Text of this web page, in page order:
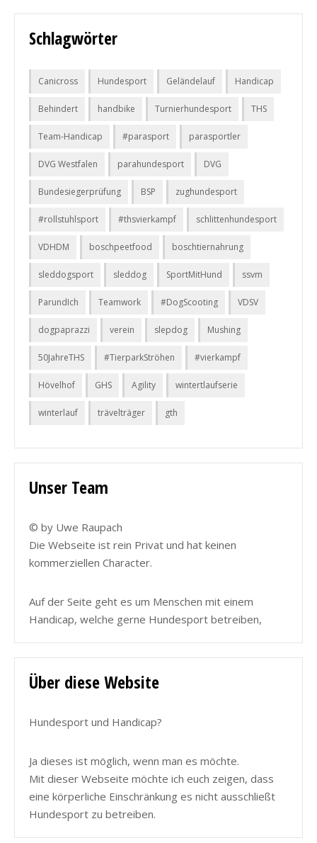
Schlagwörter
Canicross Hundesport Geländelauf Handicap
Behindert handbike Turnierhundesport THS
Team-Handicap #parasport parasportler
DVG Westfalen parahundesport DVG
Bundesiegerprüfung BSP zughundesport
#rollstuhlsport #thsvierkampf schlittenhundesport
VDHDM boschpeetfood boschtiernahrung
sleddogsport sleddog SportMitHund ssvm
ParundIch Teamwork #DogScooting VDSV
dogpaprazzi verein slepdog Mushing
50JahreTHS #TierparkStröhen #vierkampf
Hövelhof GHS Agility wintertlaufserie
winterlauf trävelträger gth
Unser Team
© by Uwe Raupach
Die Webseite ist rein Privat und hat keinen
kommerziellen Character.
Auf der Seite geht es um Menschen mit einem
Handicap, welche gerne Hundesport betreiben,
Über diese Website
Hundesport und Handicap?
Ja dieses ist möglich, wenn man es möchte.
Mit dieser Webseite möchte ich euch zeigen, dass
eine körperliche Einschränkung es nicht ausschließt
Hundesport zu betreiben.